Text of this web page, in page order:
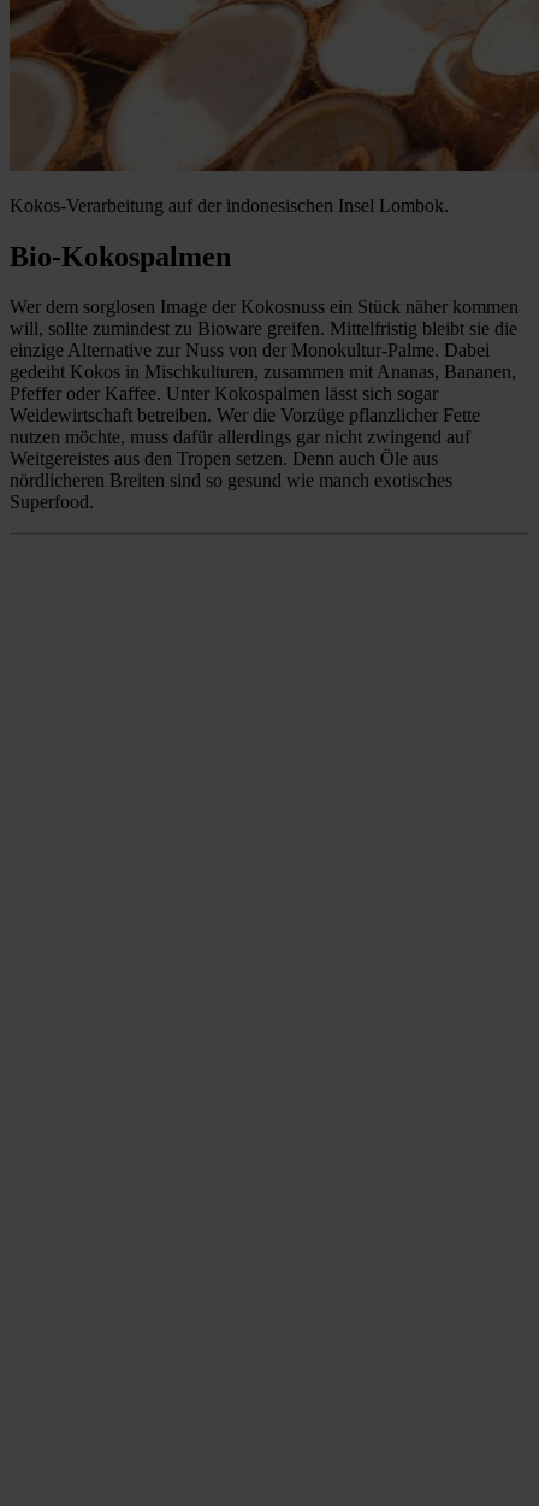
Kokos-Verarbeitung auf der indonesischen Insel Lombok.
Bio-Kokospalmen
Wer dem sorglosen Image der Kokosnuss ein Stück näher kommen
will, sollte zumindest zu Bioware greifen. Mittelfristig bleibt sie die
einzige Alternative zur Nuss von der Monokultur-Palme. Dabei
gedeiht Kokos in Mischkulturen, zusammen mit Ananas, Bananen,
Pfeffer oder Kaffee. Unter Kokospalmen lässt sich sogar
Weidewirtschaft betreiben. Wer die Vorzüge pflanzlicher Fette
nutzen möchte, muss dafür allerdings gar nicht zwingend auf
Weitgereistes aus den Tropen setzen. Denn auch Öle aus
nördlicheren Breiten sind so gesund wie manch exotisches
Superfood.